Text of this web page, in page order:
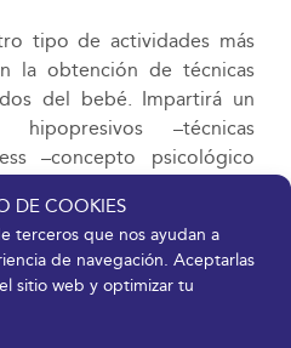
DE COOKIES
terceros que nos ayudan a
de navegación. Aceptarlas
sitio web y optimizar tu
tipo de actividades más
la obtención de técnicas
del bebé. Impartirá un
–técnicas
–concepto psicológico
de bebés, para
a bebés; educación